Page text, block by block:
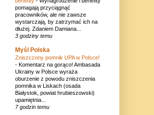
pomagają przyciągnąć
pracowników, ale nie zawsze
wystarczają, by zatrzymać ich na
dłużej. Zdaniem Damiana...
3 godziny temu
Myśl Polska
Zniszczony pomnik UPA w Polsce!
- Komentarz na gorąco! Ambasada
Ukrainy w Polsce wyraża
oburzenie z powodu zniszczenia
pomnika w Liskach (osada
Białystok, powiat hrubieszowski)
upamiętnia...
7 godzin temu